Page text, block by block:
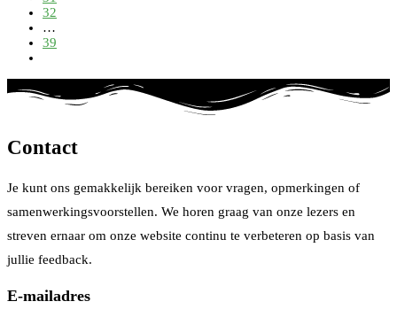
32
…
39
Contact
Je kunt ons gemakkelijk bereiken voor vragen, opmerkingen of
samenwerkingsvoorstellen. We horen graag van onze lezers en
streven ernaar om onze website continu te verbeteren op basis van
jullie feedback.
E-mailadres